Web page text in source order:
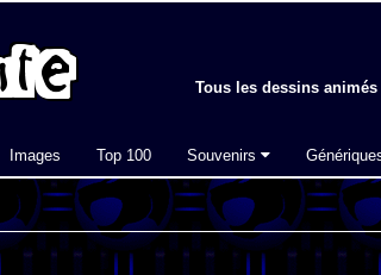
Tous les dessins
Images Top 100 Souvenirs